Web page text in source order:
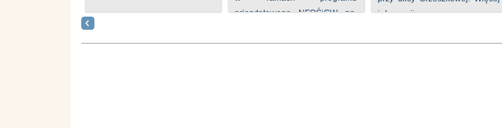
priorytetowego NFOŚiGW pn.
informacji ...